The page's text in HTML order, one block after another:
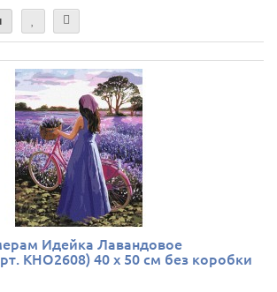
Идейка Лавандовое
KHO2608) 40 х 50 см без коробки